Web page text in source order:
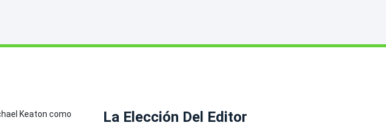
La Elección Del Editor